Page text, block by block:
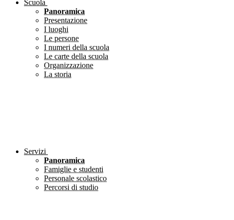
Scuola
Panoramica
Presentazione
I luoghi
Le persone
I numeri della scuola
Le carte della scuola
Organizzazione
La storia
Servizi
Panoramica
Famiglie e studenti
Personale scolastico
Percorsi di studio